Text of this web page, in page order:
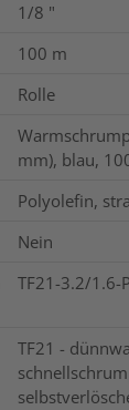
1/8 "
100 m
Rolle
mm), blau,
Polyolefin,
Nein
TF21-3.2/1.6-
TF21 -